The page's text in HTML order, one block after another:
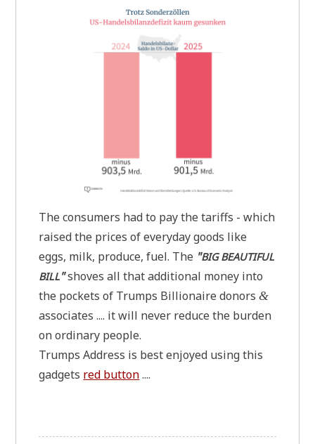
The con­su­mers had to pay the tariffs - which
rai­sed the pri­ces of ever­y­day goods like
eggs, milk, pro­du­ce, fuel. The "BIG BEAUTIFUL
BILL"sho­ves all that addi­tio­nal money into
the pockets of Trumps Bil­lion­aire donors&
asso­cia­tes .... it will never redu­ce the bur­den
on ordi­na­ry people.
Trumps Address is best enjoy­ed using this
gad­gets red but­ton....